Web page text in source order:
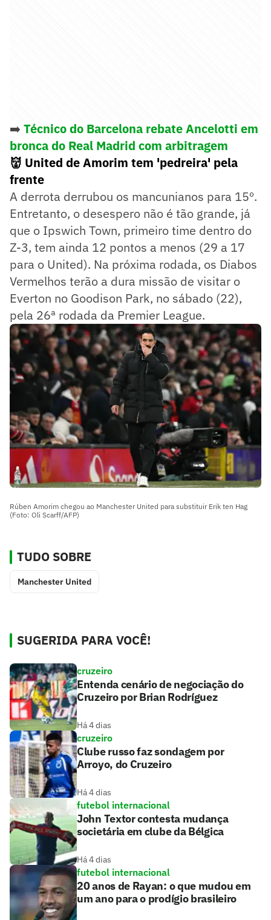
➡️ Técnico do Barcelona rebate Ancelotti em
bronca do Real Madrid com arbitragem
👹 United de Amorim tem 'pedreira' pela
frente
A derrota derrubou os mancunianos para 15º.
Entretanto, o desespero não é tão grande, já
que o Ipswich Town, primeiro time dentro do
Z-3, tem ainda 12 pontos a menos (29 a 17
para o United). Na próxima rodada, os Diabos
Vermelhos terão a dura missão de visitar o
Everton no Goodison Park, no sábado (22),
pela 26ª rodada da Premier League.
Rúben Amorim chegou ao Manchester United para substituir Erik ten Hag
(Foto: Oli Scarff/AFP)
TUDO SOBRE
Manchester United
SUGERIDA PARA VOCÊ!
cruzeiro
Entenda cenário de negociação do
Cruzeiro por Brian Rodríguez
Há 4 dias
cruzeiro
Clube russo faz sondagem por
Arroyo, do Cruzeiro
Há 4 dias
futebol internacional
John Textor contesta mudança
societária em clube da Bélgica
Há 4 dias
futebol internacional
20 anos de Rayan: o que mudou em
um ano para o prodígio brasileiro